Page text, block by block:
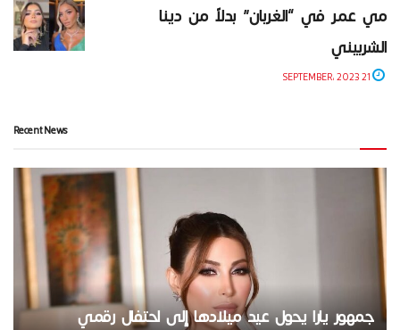
مي عمر في “الغربان” بدلاً من دينا
الشربيني
Recent News
جمهور يارا يحول عيد ميلادها إلى احتفال رقمي